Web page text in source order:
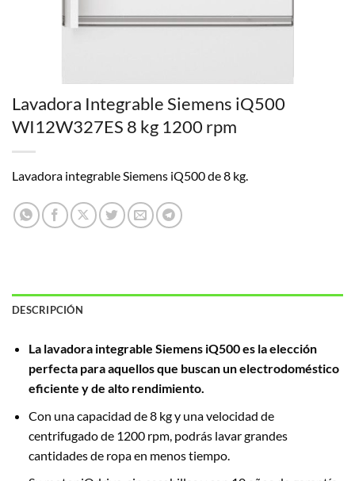
Lavadora Integrable Siemens iQ500
WI12W327ES 8 kg 1200 rpm
Lavadora integrable Siemens iQ500 de 8 kg.
DESCRIPCIÓN
La lavadora integrable Siemens iQ500 es la elección
perfecta para aquellos que buscan un electrodoméstico
eficiente y de alto rendimiento.
Con una capacidad de 8 kg y una velocidad de
centrifugado de 1200 rpm, podrás lavar grandes
cantidades de ropa en menos tiempo.